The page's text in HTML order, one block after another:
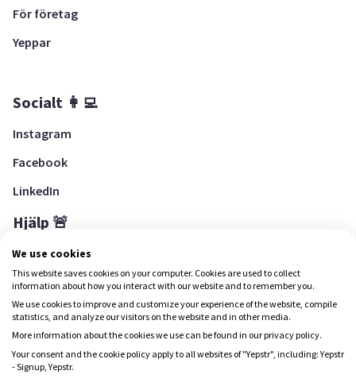
För företag
Yeppar
Socialt 👩‍💻
Instagram
Facebook
LinkedIn
Hjälp 🚨
Hjälpcenter
Ladda ned Yepstr
Ladda ned Yepstr
We use cookies
This website saves cookies on your computer. Cookies are used to collect
information about how you interact with our website and to remember you.
We use cookies to improve and customize your experience of the website, compile
statistics, and analyze our visitors on the website and in other media.
More information about the cookies we use can be found in our privacy policy.
Your consent and the cookie policy apply to all websites of "Yepstr", including: Yepstr
- Signup, Yepstr.